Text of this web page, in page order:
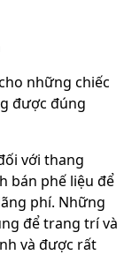
những chiếc
được đúng
với thang
bán phế liệu để
phí. Những
để trang trí và
và được rất